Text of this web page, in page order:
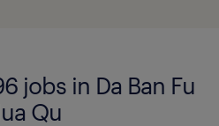
jobs in Da Ban Fu
Qu